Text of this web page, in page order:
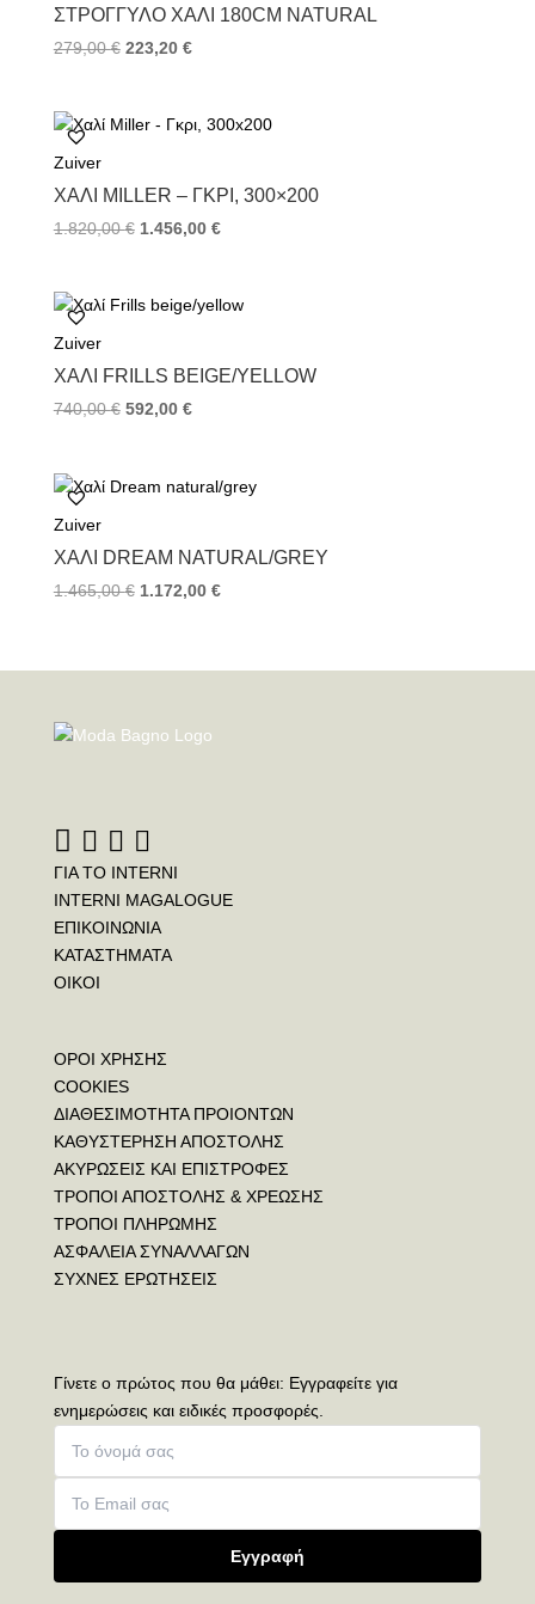
k
ΣΤΡΟΓΓΥΛΌ ΧΑΛΊ 180CM NATURAL
279,00€ 223,20 €
Zuiver
ΧΑΛΊ MILLER – ΓΚΡΙ, 300×200
1.820,00€ 1.456,00 €
Zuiver
ΧΑΛΊ FRILLS BEIGE/YELLOW
740,00€ 592,00 €
Zuiver
ΧΑΛΊ DREAM NATURAL/GREY
1.465,00€ 1.172,00 €
ΓΙΑ ΤΟ INTERNI
INTERNI MAGALOGUE
ΕΠΙΚΟΙΝΩΝΙΑ
ΚΑΤΑΣΤΗΜΑΤΑ
ΟΙΚΟΙ
ΟΡΟΙ ΧΡΗΣΗΣ
COOKIES
ΔΙΑΘΕΣΙΜΟΤΗΤΑ ΠΡΟΙΟΝΤΩΝ
ΚΑΘΥΣΤΕΡΗΣΗ ΑΠΟΣΤΟΛΗΣ
ΑΚΥΡΩΣΕΙΣ ΚΑΙ ΕΠΙΣΤΡΟΦΕΣ
ΤΡΟΠΟΙ ΑΠΟΣΤΟΛΗΣ & ΧΡΕΩΣΗΣ
ΤΡΟΠΟΙ ΠΛΗΡΩΜΗΣ
ΑΣΦΑΛΕΙΑ ΣΥΝΑΛΛΑΓΩΝ
ΣΥΧΝΕΣ ΕΡΩΤΗΣΕΙΣ
Γίνετε ο πρώτος που θα μάθει: Εγγραφείτε για
ενημερώσεις και ειδικές προσφορές.
Εγγραφή